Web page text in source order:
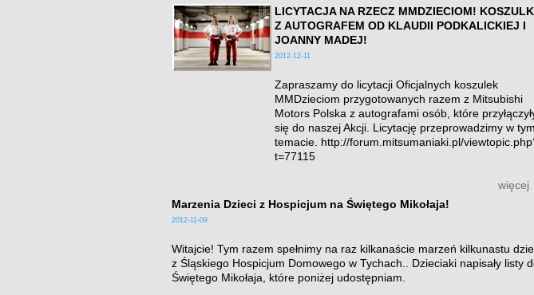
LICYTACJA NA RZECZ MMDZIECIOM!
Z AUTOGRAFEM OD KLAUDII PODKALICKIEJ I
JOANNY MADEJ!
2012-12-11
Zapraszamy do licytacji Oficjalnych koszulek
MMDzieciom przygotowanych razem z Mitsubishi
Motors Polska z autografami osób, które
się do naszej Akcji. Licytację przeprowadzimy w tym
temacie. http://forum.mitsumaniaki.pl/
t=77115
więcej
Marzenia Dzieci z Hospicjum na Świętego Mikołaja!
2012-11-09
Witajcie! Tym razem spełnimy na raz kilkanaście marzeń kilkunastu
z Śląskiego Hospicjum Domowego w Tychach.. Dzieciaki napisały listy
Świętego Mikołaja, które poniżej udostępniam.